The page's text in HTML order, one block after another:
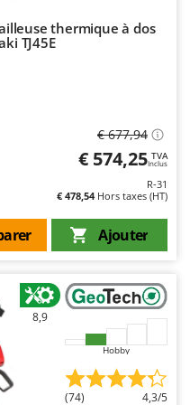
thermique à dos
TJ45E
€ 677,94
€ 574,25 TVA
Inclus
R-31
€ 478,54Hors taxes (HT)
Ajouter
8,9
Hobby
(74) 4,3/5